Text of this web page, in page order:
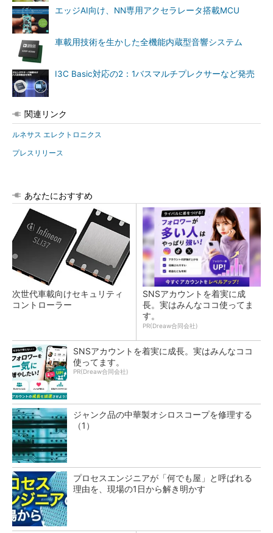
エッジAI向け、NN専用アクセラレータ搭載MCU
車載用技術を生かした全機能内蔵型音響システム
I3C Basic対応の2：1バスマルチプレクサーなど発売
関連リンク
ルネサス エレクトロニクス
プレスリリース
あなたにおすすめ
次世代車載向けセキュリティ
コントローラー
SNSアカウントを着実に成
長。実はみんなココ使ってま
す。
PR(Dreaw合同会社)
SNSアカウントを着実に成長。実はみんなココ
使ってます。
PR(Dreaw合同会社)
ジャンク品の中華製オシロスコープを修理する
（1）
プロセスエンジニアが「何でも屋」と呼ばれる
理由を、現場の1日から解き明かす